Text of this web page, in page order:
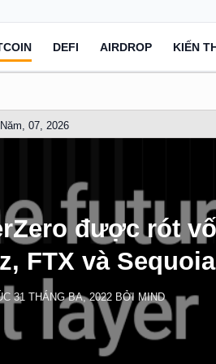
DEFI AIRDROP KIẾN
07, 2026
được rót
FTX và Sequoia
31 THÁNG BA, 2022 BỞI MIND